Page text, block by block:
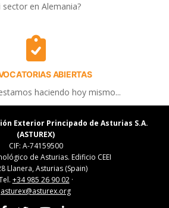
sector en Alemania?
ABIERTAS
haciendo hoy mismo...
Exterior Principado de Asturias S.A.
(ASTUREX)
CIF: A-74159500
de Asturias. Edificio CEEI
Llanera, Asturias (Spain)
+34 985 26 90 02·
asturex@asturex.org